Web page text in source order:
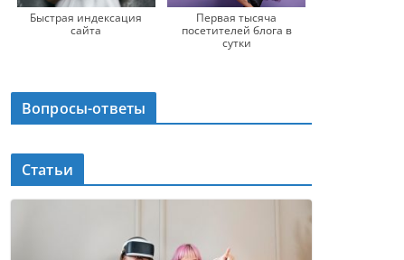
Быстрая индексация
сайта
Первая тысяча
посетителей блога в
сутки
Вопросы-ответы
Статьи